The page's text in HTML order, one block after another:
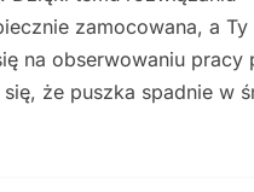
zamocowana, a Ty
na obserwowaniu pracy
że puszka spadnie w